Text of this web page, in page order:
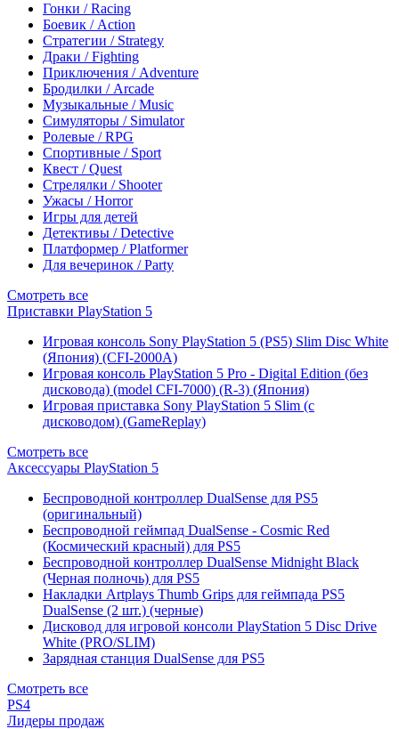
Гонки / Racing
Боевик / Action
Стратегии / Strategy
Драки / Fighting
Приключения / Adventure
Бродилки / Arcade
Музыкальные / Music
Симуляторы / Simulator
Ролевые / RPG
Спортивные / Sport
Квест / Quest
Стрелялки / Shooter
Ужасы / Horror
Игры для детей
Детективы / Detective
Платформер / Platformer
Для вечеринок / Party
Смотреть все
Приставки PlayStation 5
Игровая консоль Sony PlayStation 5 (PS5) Slim Disc White
(Япония) (CFI-2000A)
Игровая консоль PlayStation 5 Pro - Digital Edition (без
дисковода) (model CFI-7000) (R-3) (Япония)
Игровая приставка Sony PlayStation 5 Slim (с
дисководом) (GameReplay)
Смотреть все
Аксессуары PlayStation 5
Беспроводной контроллер DualSense для PS5
(оригинальный)
Беспроводной геймпад DualSense - Cosmic Red
(Космический красный) для PS5
Беспроводной контроллер DualSense Midnight Black
(Черная полночь) для PS5
Накладки Artplays Thumb Grips для геймпада PS5
DualSense (2 шт.) (черные)
Дисковод для игровой консоли PlayStation 5 Disc Drive
White (PRO/SLIM)
Зарядная станция DualSense для PS5
Смотреть все
PS4
Лидеры продаж